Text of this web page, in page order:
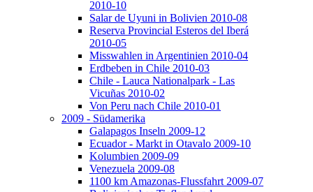
2010-10
Salar de Uyuni in Bolivien 2010-08
Reserva Provincial Esteros del Iberá
2010-05
Misswahlen in Argentinien 2010-04
Erdbeben in Chile 2010-03
Chile - Lauca Nationalpark - Las
Vicuñas 2010-02
Von Peru nach Chile 2010-01
2009 - Südamerika
Galapagos Inseln 2009-12
Ecuador - Markt in Otavalo 2009-10
Kolumbien 2009-09
Venezuela 2009-08
1100 km Amazonas-Flussfahrt 2009-07